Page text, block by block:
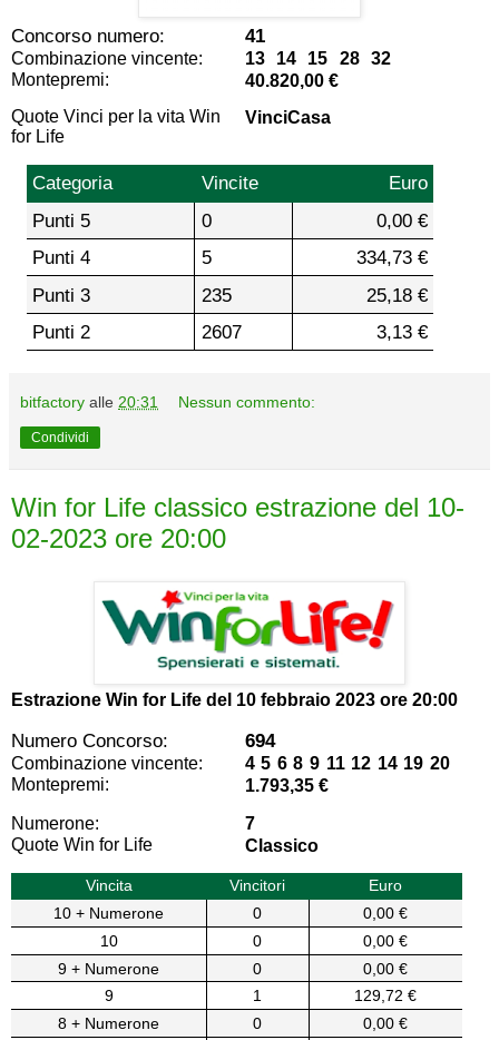
Concorso numero: 41
Combinazione vincente:
13 14 15 28 32
Montepremi:
40.820,00 €
Quote Vinci per la vita Win
for Life
VinciCasa
Categoria Vincite
Euro
Punti 5
0
0,00 €
Punti 4
5
334,73 €
Punti 3
235
25,18 €
Punti 2
2607 3,13 €
bitfactory alle 20:31 Nessun commento:
Condividi
Win for Life classico estrazione del 10-
02-2023 ore 20:00
Estrazione Win for Life del 10 febbraio 2023 ore 20:00
Numero Concorso: 694
Combinazione vincente:
4 5 6 8 9 11 12 14 19 20
Montepremi:
1.793,35 €
Numerone:
7
Quote Win for Life
Classico
Vincita Vincitori
Euro
10 + Numerone
0
0,00 €
10
0
0,00 €
9 + Numerone
0
0,00 €
9
1
129,72 €
8 + Numerone
0
0,00 €